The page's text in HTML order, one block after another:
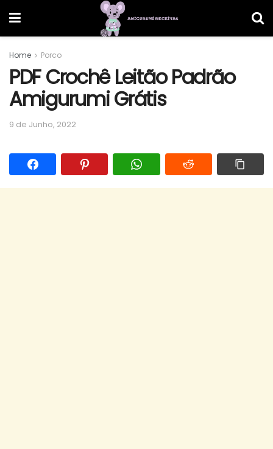
Home Porco
PDF Crochê Leitão Padrão
Amigurumi Grátis
9 de Junho, 2022